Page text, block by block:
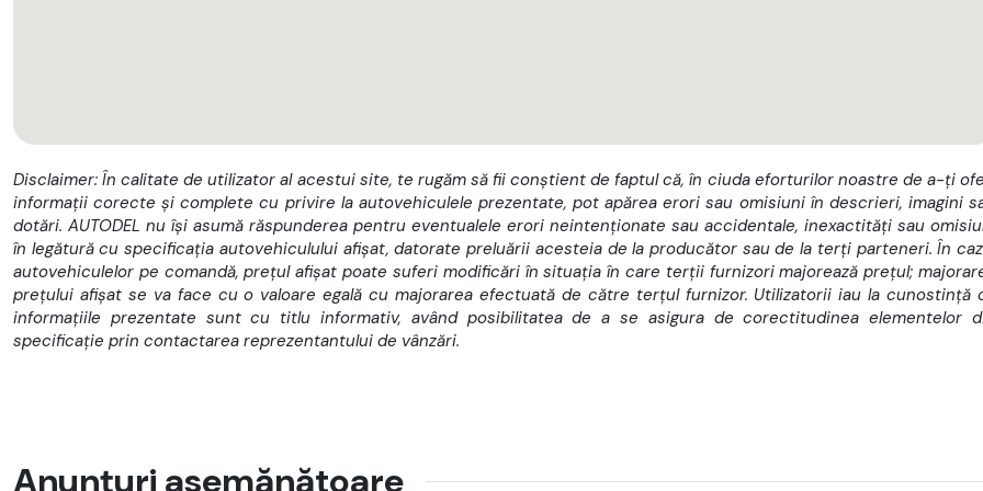
• Incalzire bancheta spate
• Incalzire scaune fata
• Reglaj electric scaune fata
• Memorie scaune fata
• Volan cu reglaj electric
• Bare longitudinale pe plafon pentru portbagaj suplimentar
• Stopuri LED
Disclaimer: În calitate de utilizator al acestui site, te rugăm să fii conștient de faptul că, în ciuda eforturilor noastre de a-ți
informații corecte și complete cu privire la autovehiculele prezentate, pot apărea erori sau omisiuni în descrieri, imagini
dotări. AUTODEL nu își asumă răspunderea pentru eventualele erori neintenționate sau accidentale, inexactități sau
în legătură cu specificația autovehiculului afișat, datorate preluării acesteia de la producător sau de la terți parteneri. În
autovehiculelor pe comandă, prețul afișat poate suferi modificări în situația în care terții furnizori majorează prețul;
prețului afișat se va face cu o valoare egală cu majorarea efectuată de către terțul furnizor. Utilizatorii iau la cunostință
informațiile prezentate sunt cu titlu informativ, având posibilitatea de a se asigura de corectitudinea elementelor
specificație prin contactarea reprezentantului de vânzări.
Anunțuri asemănătoare